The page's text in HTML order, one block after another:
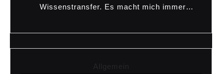
Wissenstransfer. Es macht mich immer…
Allgemein